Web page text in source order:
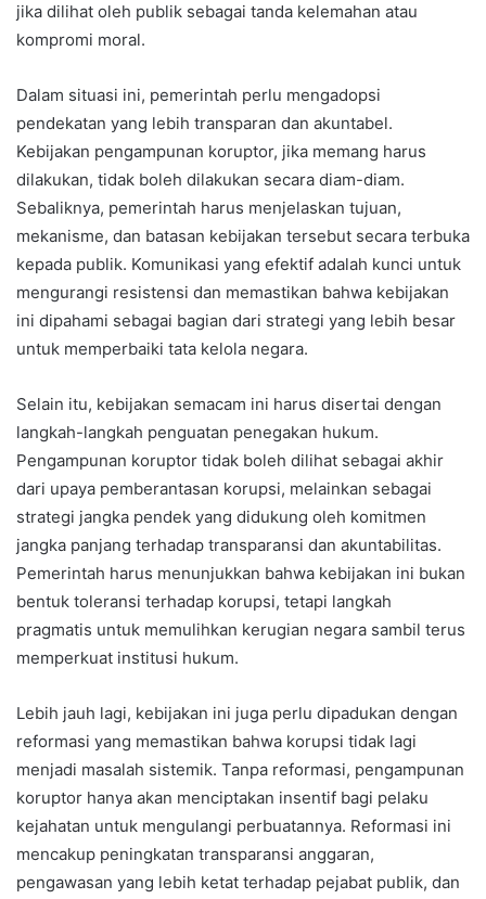
jika dilihat oleh publik sebagai tanda kelemahan atau
kompromi moral.
Dalam situasi ini, pemerintah perlu mengadopsi
pendekatan yang lebih transparan dan akuntabel.
Kebijakan pengampunan koruptor, jika memang harus
dilakukan, tidak boleh dilakukan secara diam-diam.
Sebaliknya, pemerintah harus menjelaskan tujuan,
mekanisme, dan batasan kebijakan tersebut secara terbuka
kepada publik. Komunikasi yang efektif adalah kunci untuk
mengurangi resistensi dan memastikan bahwa kebijakan
ini dipahami sebagai bagian dari strategi yang lebih besar
untuk memperbaiki tata kelola negara.
Selain itu, kebijakan semacam ini harus disertai dengan
langkah-langkah penguatan penegakan hukum.
Pengampunan koruptor tidak boleh dilihat sebagai akhir
dari upaya pemberantasan korupsi, melainkan sebagai
strategi jangka pendek yang didukung oleh komitmen
jangka panjang terhadap transparansi dan akuntabilitas.
Pemerintah harus menunjukkan bahwa kebijakan ini bukan
bentuk toleransi terhadap korupsi, tetapi langkah
pragmatis untuk memulihkan kerugian negara sambil terus
memperkuat institusi hukum.
Lebih jauh lagi, kebijakan ini juga perlu dipadukan dengan
reformasi yang memastikan bahwa korupsi tidak lagi
menjadi masalah sistemik. Tanpa reformasi, pengampunan
koruptor hanya akan menciptakan insentif bagi pelaku
kejahatan untuk mengulangi perbuatannya. Reformasi ini
mencakup peningkatan transparansi anggaran,
pengawasan yang lebih ketat terhadap pejabat publik, dan